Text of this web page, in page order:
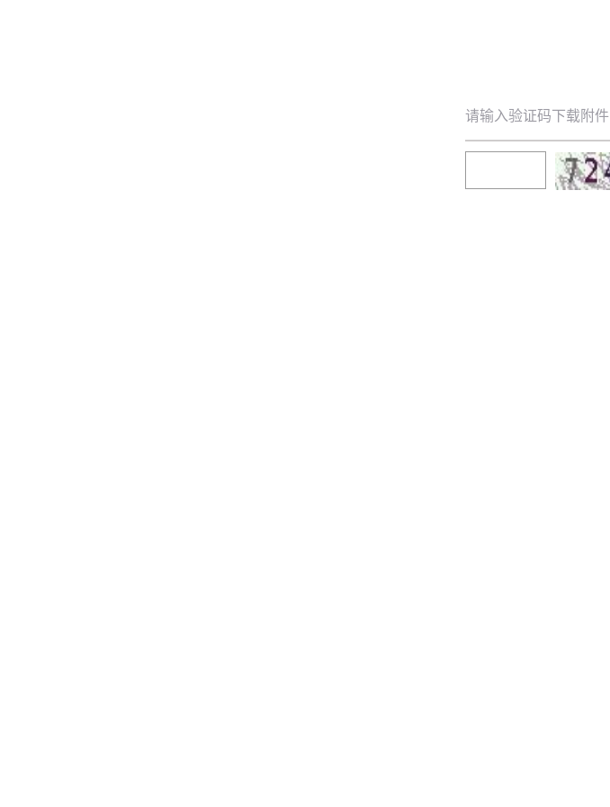
请输入验证码下载附件